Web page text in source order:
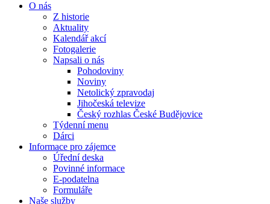
O nás
Z historie
Aktuality
Kalendář akcí
Fotogalerie
Napsali o nás
Pohodoviny
Noviny
Netolický zpravodaj
Jihočeská televize
Český rozhlas České Budějovice
Týdenní menu
Dárci
Informace pro zájemce
Úřední deska
Povinné informace
E-podatelna
Formuláře
Naše služby